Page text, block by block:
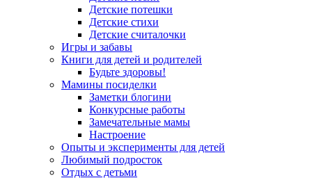
Детские потешки
Детские стихи
Детские считалочки
Игры и забавы
Книги для детей и родителей
Будьте здоровы!
Мамины посиделки
Заметки блогини
Конкурсные работы
Замечательные мамы
Настроение
Опыты и эксперименты для детей
Любимый подросток
Отдых с детьми